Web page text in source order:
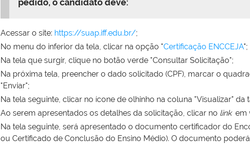
pedido, o candidato deve:
Acessar o site: https://suap.iff.edu.br/;
No menu do inferior da tela, clicar na opção "Certificação ENCCEJA";
Na tela que surgir, clique no botão verde "Consultar Solicitação";
Na próxima tela, preencher o dado solicitado (CPF), marcar o
"Enviar";
Na tela seguinte, clicar no ícone de olhinho na coluna "Visualizar" da
Ao serem apresentados os detalhes da solicitação, clicar no link em
Na tela seguinte, será apresentado o documento certificador do
ou Certificado de Conclusão do Ensino Médio). O documento